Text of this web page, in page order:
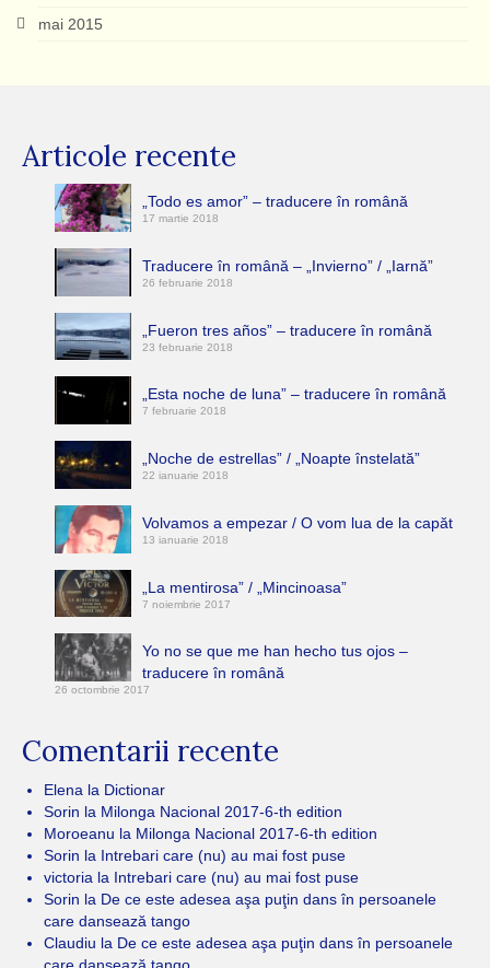
mai 2015
Articole recente
„Todo es amor” – traducere în română
17 martie 2018
Traducere în română – „Invierno” / „Iarnă”
26 februarie 2018
„Fueron tres años” – traducere în română
23 februarie 2018
„Esta noche de luna” – traducere în română
7 februarie 2018
„Noche de estrellas” / „Noapte înstelată”
22 ianuarie 2018
Volvamos a empezar / O vom lua de la capăt
13 ianuarie 2018
„La mentirosa” / „Mincinoasa”
7 noiembrie 2017
Yo no se que me han hecho tus ojos –
traducere în română
26 octombrie 2017
Comentarii recente
Elena la Dictionar
Sorin la Milonga Nacional 2017-6-th edition
Moroeanu la Milonga Nacional 2017-6-th edition
Sorin la Intrebari care (nu) au mai fost puse
victoria la Intrebari care (nu) au mai fost puse
Sorin la De ce este adesea aşa puţin dans în persoanele
care dansează tango
Claudiu la De ce este adesea aşa puţin dans în persoanele